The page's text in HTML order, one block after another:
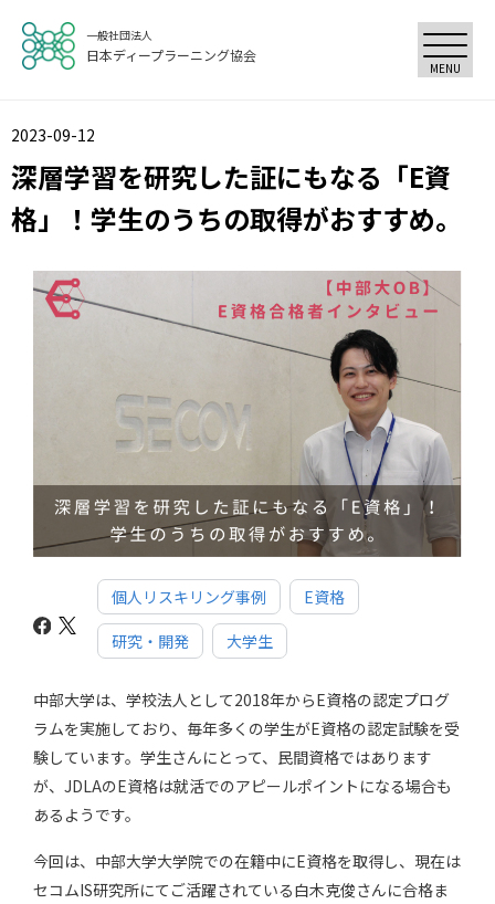
一般社団法人
日本ディープラーニング協会
MENU
2023-09-12
深層学習を研究した証にもなる「E資
格」！学生のうちの取得がおすすめ。
個人リスキリング事例
E資格
研究・開発
大学生
中部大学は、学校法人として2018年からE資格の認定プログ
ラムを実施しており、毎年多くの学生がE資格の認定試験を受
験しています。学生さんにとって、民間資格ではあります
が、JDLAのE資格は就活でのアピールポイントになる場合も
あるようです。
今回は、中部大学大学院での在籍中にE資格を取得し、現在は
セコムIS研究所にてご活躍されている白木克俊さんに合格ま